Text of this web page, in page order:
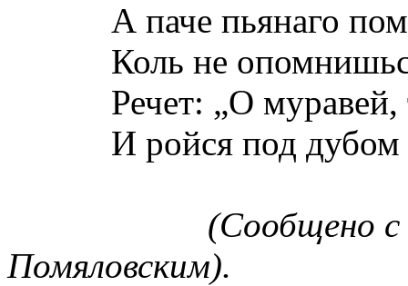
А паче пьянаго
Коль не
Речет: „О муравей,
И ройся под дубом
(Сообщено с
Помяловским).